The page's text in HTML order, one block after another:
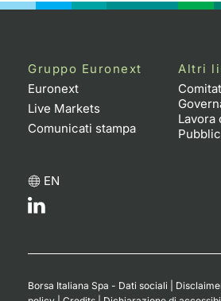
Gruppo Euronext
Euronext
Live Markets
Comunicati stampa
Altri
Lavora
EN
Borsa Italiana Spa - Dati sociali